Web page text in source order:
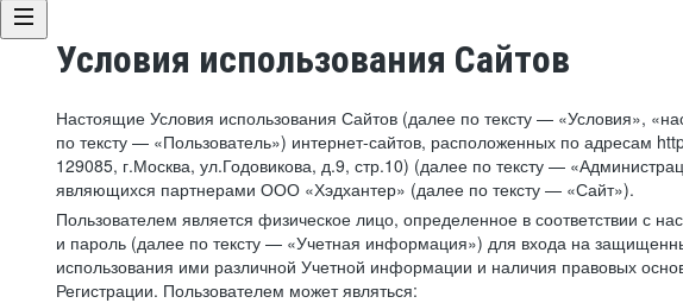
Условия использования Сайтов
Настоящие Условия использования Сайтов (далее по тексту — «Условия»,
по тексту — «Пользователь») интернет-сайтов, расположенных по
129085, г.Москва, ул.Годовикова, д.9, стр.10) (далее по тексту —
являющихся партнерами ООО «Хэдхантер» (далее по тексту — «Сайт»).
Пользователем является физическое лицо, определенное в соответствии с
и пароль (далее по тексту — «Учетная информация») для входа на
использования ими различной Учетной информации и наличия правовых
Регистрации. Пользователем может являться: